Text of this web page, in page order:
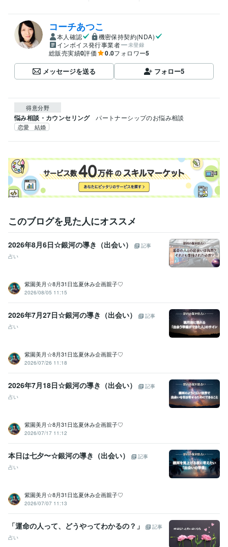
コーチあつこ
本人確認
機密保持契約(NDA)
インボイス発行事業者
未登録
総販売実績0評価 0.0フォロワー5
メッセージを送る フォロー5
得意分野
悩み相談・カウンセリング パートナーシップのお悩み相談
恋愛 結婚
このブログを見た人にオススメ
2026年8月6日☆銀河の導き（出会い）
記事
占い
紫園美月☆8月31日迄夏休み企画親子♡
2026/08/05 11:15
2026年7月27日☆銀河の導き（出会い）
記事
占い
紫園美月☆8月31日迄夏休み企画親子♡
2026/07/26 11:18
2026年7月18日☆銀河の導き（出会い）
記事
占い
紫園美月☆8月31日迄夏休み企画親子♡
2026/07/17 11:12
本日は七夕〜☆銀河の導き（出会い）
記事
占い
紫園美月☆8月31日迄夏休み企画親子♡
2026/07/07 11:13
「運命の人って、どうやってわかるの？」
記事
占い